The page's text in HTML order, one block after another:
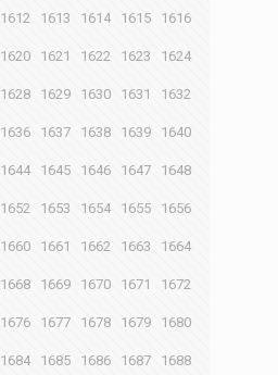
1612 1613 1614 1615 1616
1620 1621 1622 1623 1624
1628 1629 1630 1631 1632
1636 1637 1638 1639 1640
1644 1645 1646 1647 1648
1652 1653 1654 1655 1656
1660 1661 1662 1663 1664
1668 1669 1670 1671 1672
1676 1677 1678 1679 1680
1684 1685 1686 1687 1688